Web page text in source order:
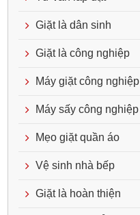
Giặt là dân sinh
Giặt là công nghiệp
Máy giặt công nghiệp
Máy sấy công nghiệp
Mẹo giặt quần áo
Vệ sinh nhà bếp
Giặt là hoàn thiện